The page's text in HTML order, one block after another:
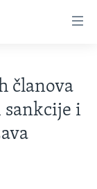
članova
sankcije i